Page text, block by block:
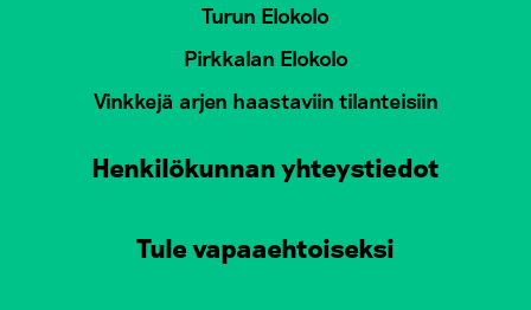
Turun Elokolo
Pirkkalan Elokolo
Vinkkejä arjen haastaviin tilanteisiin
Henkilökunnan yhteystiedot
Tule vapaaehtoiseksi